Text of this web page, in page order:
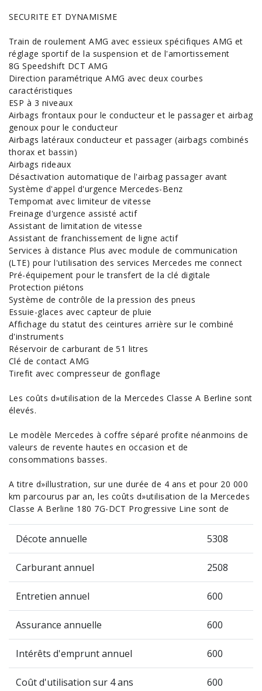
SECURITE ET DYNAMISME
Train de roulement AMG avec essieux spécifiques AMG et
réglage sportif de la suspension et de l'amortissement
8G Speedshift DCT AMG
Direction paramétrique AMG avec deux courbes
caractéristiques
ESP à 3 niveaux
Airbags frontaux pour le conducteur et le passager et airbag
genoux pour le conducteur
Airbags latéraux conducteur et passager (airbags combinés
thorax et bassin)
Airbags rideaux
Désactivation automatique de l'airbag passager avant
Système d'appel d'urgence Mercedes-Benz
Tempomat avec limiteur de vitesse
Freinage d'urgence assisté actif
Assistant de limitation de vitesse
Assistant de franchissement de ligne actif
Services à distance Plus avec module de communication
(LTE) pour l'utilisation des services Mercedes me connect
Pré-équipement pour le transfert de la clé digitale
Protection piétons
Système de contrôle de la pression des pneus
Essuie-glaces avec capteur de pluie
Affichage du statut des ceintures arrière sur le combiné
d'instruments
Réservoir de carburant de 51 litres
Clé de contact AMG
Tirefit avec compresseur de gonflage
Les coûts d»utilisation de la Mercedes Classe A Berline sont
élevés.
Le modèle Mercedes à coffre séparé profite néanmoins de
valeurs de revente hautes en occasion et de
consommations basses.
A titre d»illustration, sur une durée de 4 ans et pour 20 000
km parcourus par an, les coûts d»utilisation de la Mercedes
Classe A Berline 180 7G-DCT Progressive Line sont de
Décote annuelle 5308
Carburant annuel 2508
Entretien annuel 600
Assurance annuelle 600
Intérêts d'emprunt annuel 600
Coût d'utilisation sur 4 ans 600